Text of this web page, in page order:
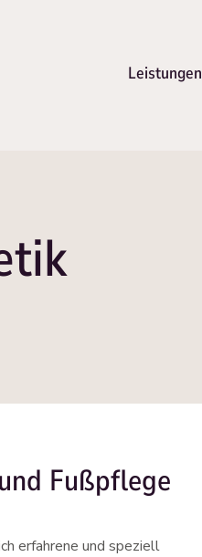
Leistungen
Fußpflege
erfahrene und speziell